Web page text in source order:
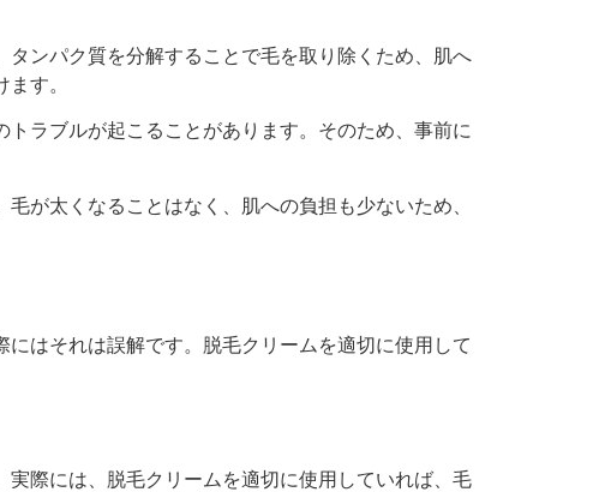
ンパク質を分解することで毛を取り除くため、肌へ
す。
ラブルが起こることがあります。そのため、事前に
が太くなることはなく、肌への負担も少ないため、
はそれは誤解です。脱毛クリームを適切に使用して
際には、脱毛クリームを適切に使用していれば、毛